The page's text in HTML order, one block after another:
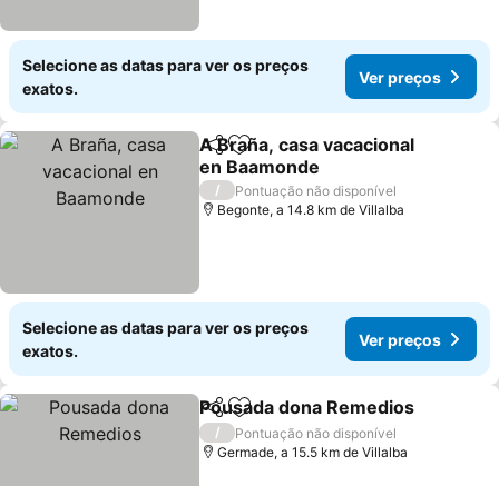
Selecione as datas para ver os preços
exatos.
Ver preços
PartilharAdicionar aos favoritos
A Braña, casa vacacional
en Baamonde
Ver preços
/
Pontuação não disponível
Begonte, a 14.8 km de Villalba
Selecione as datas para ver os preços
exatos.
Ver preços
PartilharAdicionar aos favoritos
Pousada dona Remedios
/
Pontuação não disponível
Germade, a 15.5 km de Villalba